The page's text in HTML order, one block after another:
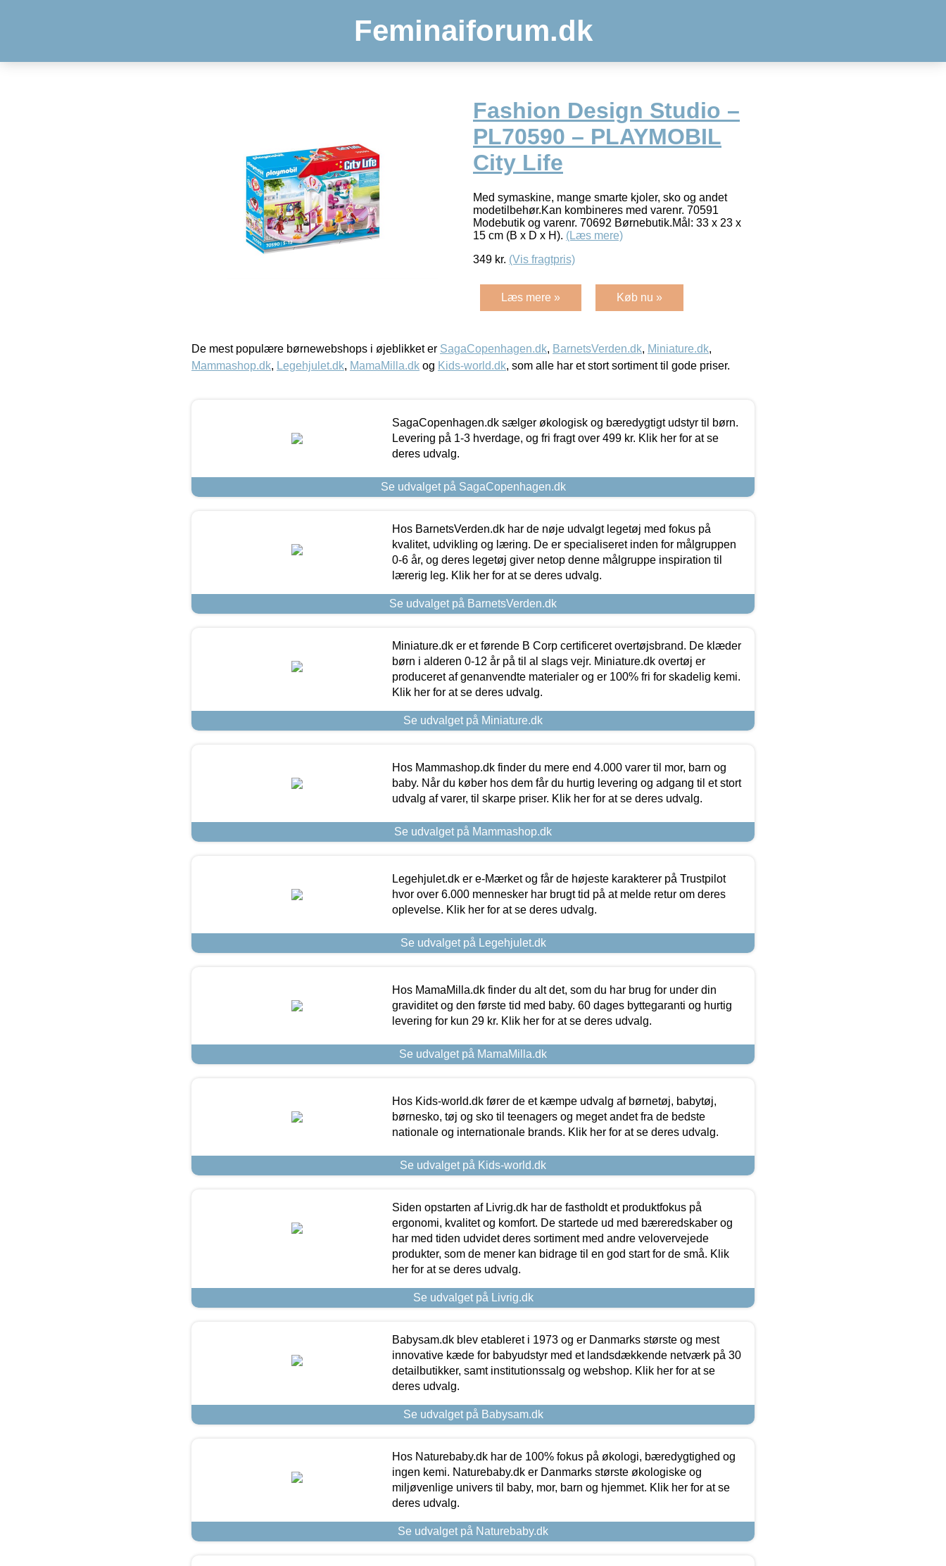
Feminaiforum.dk
Fashion Design Studio –
PL70590 – PLAYMOBIL
City Life
Med symaskine, mange smarte kjoler, sko og andet
modetilbehør.Kan kombineres med varenr. 70591
Modebutik og varenr. 70692 Børnebutik.Mål: 33 x 23 x
15 cm (B x D x H). (Læs mere)
349 kr. (Vis fragtpris)
Læs mere » Køb nu »
De mest populære børnewebshops i øjeblikket er SagaCopenhagen.dk, BarnetsVerden.dk, Miniature.dk,
Mammashop.dk, Legehjulet.dk, MamaMilla.dk og Kids-world.dk, som alle har et stort sortiment til gode priser.
SagaCopenhagen.dk sælger økologisk og bæredygtigt udstyr til børn.
Levering på 1-3 hverdage, og fri fragt over 499 kr. Klik her for at se
deres udvalg.
Se udvalget på SagaCopenhagen.dk
Hos BarnetsVerden.dk har de nøje udvalgt legetøj med fokus på
kvalitet, udvikling og læring. De er specialiseret inden for målgruppen
0-6 år, og deres legetøj giver netop denne målgruppe inspiration til
lærerig leg. Klik her for at se deres udvalg.
Se udvalget på BarnetsVerden.dk
Miniature.dk er et førende B Corp certificeret overtøjsbrand. De klæder
børn i alderen 0-12 år på til al slags vejr. Miniature.dk overtøj er
produceret af genanvendte materialer og er 100% fri for skadelig kemi.
Klik her for at se deres udvalg.
Se udvalget på Miniature.dk
Hos Mammashop.dk finder du mere end 4.000 varer til mor, barn og
baby. Når du køber hos dem får du hurtig levering og adgang til et stort
udvalg af varer, til skarpe priser. Klik her for at se deres udvalg.
Se udvalget på Mammashop.dk
Legehjulet.dk er e-Mærket og får de højeste karakterer på Trustpilot
hvor over 6.000 mennesker har brugt tid på at melde retur om deres
oplevelse. Klik her for at se deres udvalg.
Se udvalget på Legehjulet.dk
Hos MamaMilla.dk finder du alt det, som du har brug for under din
graviditet og den første tid med baby. 60 dages byttegaranti og hurtig
levering for kun 29 kr. Klik her for at se deres udvalg.
Se udvalget på MamaMilla.dk
Hos Kids-world.dk fører de et kæmpe udvalg af børnetøj, babytøj,
børnesko, tøj og sko til teenagers og meget andet fra de bedste
nationale og internationale brands. Klik her for at se deres udvalg.
Se udvalget på Kids-world.dk
Siden opstarten af Livrig.dk har de fastholdt et produktfokus på
ergonomi, kvalitet og komfort. De startede ud med bæreredskaber og
har med tiden udvidet deres sortiment med andre velovervejede
produkter, som de mener kan bidrage til en god start for de små. Klik
her for at se deres udvalg.
Se udvalget på Livrig.dk
Babysam.dk blev etableret i 1973 og er Danmarks største og mest
innovative kæde for babyudstyr med et landsdækkende netværk på 30
detailbutikker, samt institutionssalg og webshop. Klik her for at se
deres udvalg.
Se udvalget på Babysam.dk
Hos Naturebaby.dk har de 100% fokus på økologi, bæredygtighed og
ingen kemi. Naturebaby.dk er Danmarks største økologiske og
miljøvenlige univers til baby, mor, barn og hjemmet. Klik her for at se
deres udvalg.
Se udvalget på Naturebaby.dk